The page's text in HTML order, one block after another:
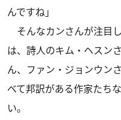
んですね」
そんなカンさんが注目
は、詩人のキム・ヘスン
ん、ファン・ジョンウン
べて邦訳がある作家たち
い。